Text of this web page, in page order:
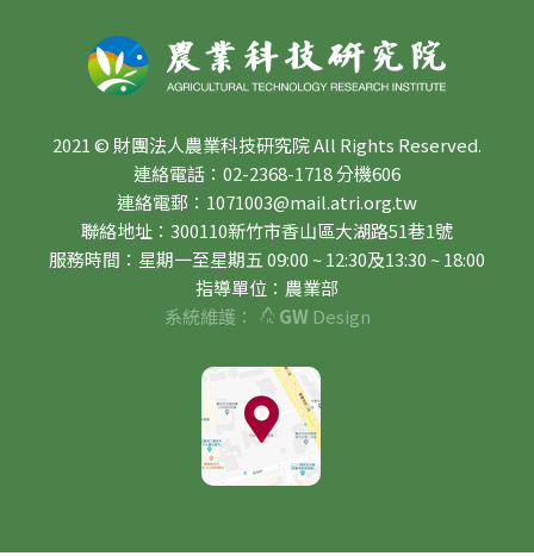
2021 © 財團法人農業科技研究院 All Rights Reserved.
連絡電話：02-2368-1718 分機606
連絡電郵：1071003@mail.atri.org.tw
聯絡地址：300110新竹市香山區大湖路51巷1號
服務時間：星期一至星期五 09:00 ~ 12:30及13:30 ~ 18:00
指導單位：農業部
系統維護：
GWDesign